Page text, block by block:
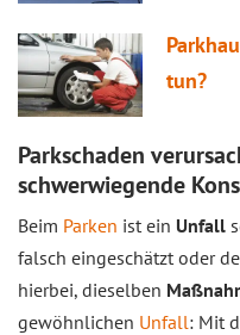
tun?
Parkschaden
schwerwiegende
Beim Parken ist ein Unfall
falsch eingeschätzt oder
hierbei, dieselben
gewöhnlichen Unfall: Mit